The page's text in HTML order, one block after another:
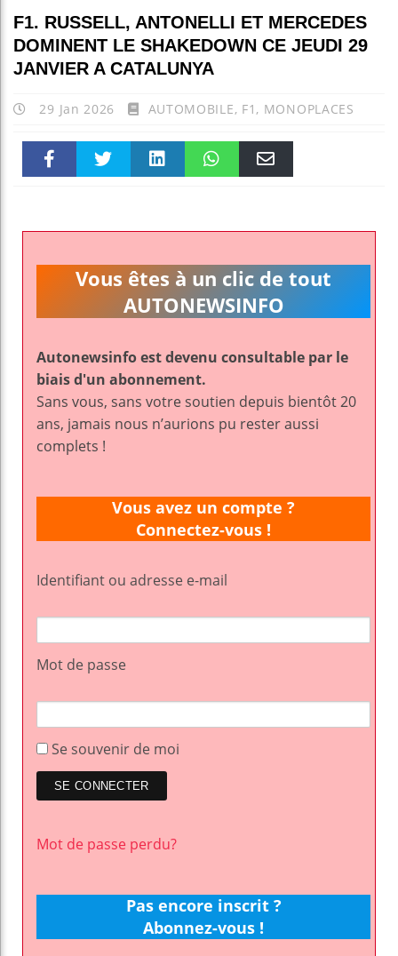
F1. RUSSELL, ANTONELLI ET MERCEDES
DOMINENT LE SHAKEDOWN CE JEUDI 29
JANVIER A CATALUNYA
29 Jan 2026 AUTOMOBILE, F1 , MONOPLACES
k pt
Vous êtes à un clic de tout
AUTONEWSINFO
Autonewsinfo est devenu consultable par le
biais d'un abonnement.
Sans vous, sans votre soutien depuis bientôt 20
ans, jamais nous n’aurions pu rester aussi
complets !
Vous avez un compte ?
Connectez-vous !
Identifiant ou adresse e-mail
Mot de passe
Se souvenir de moi
Mot de passe perdu?
Pas encore inscrit ?
Abonnez-vous !